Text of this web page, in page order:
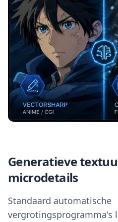
Generatieve
microdetails
Standaard automatische
vergrotingsprogramma's